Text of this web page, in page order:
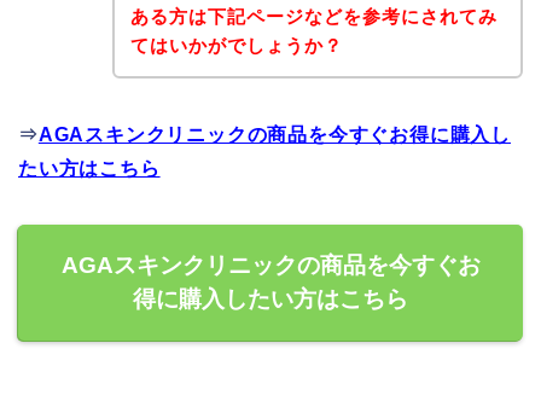
ある方は下記ページなどを参考にされてみ
てはいかがでしょうか？
⇒AGAスキンクリニックの商品を今すぐお得に購入し
たい方はこちら
AGAスキンクリニックの商品を今すぐお
得に購入したい方はこちら